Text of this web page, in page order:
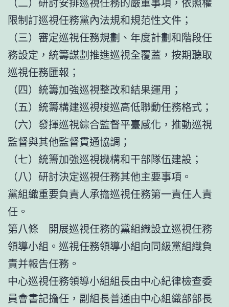
限制訂巡視任務黨內法規和規范性文件；
（三）審定巡視任務規劃、年度計劃和階段任
務設定，統籌謀劃推進巡視全覆蓋，按期聽取
巡視任務匯報；
（四）統籌加強巡視整改和結果運用；
（五）統籌構建巡視梭巡高低聯動任務格式；
（六）發揮巡視綜合監督平臺感化，推動巡視
監督與其他監督貫通協調；
（七）統籌加強巡視機構和干部隊伍建設；
（八）研討決定巡視任務其他主要事項。
黨組織重要負責人承擔巡視任務第一責任人責
任。
第八條 開展巡視任務的黨組織設立巡視任務
領導小組。巡視任務領導小組向同級黨組織負
責并報告任務。
中心巡視任務領導小組組長由中心紀律檢查委
員會書記擔任，副組長普通由中心組織部部長